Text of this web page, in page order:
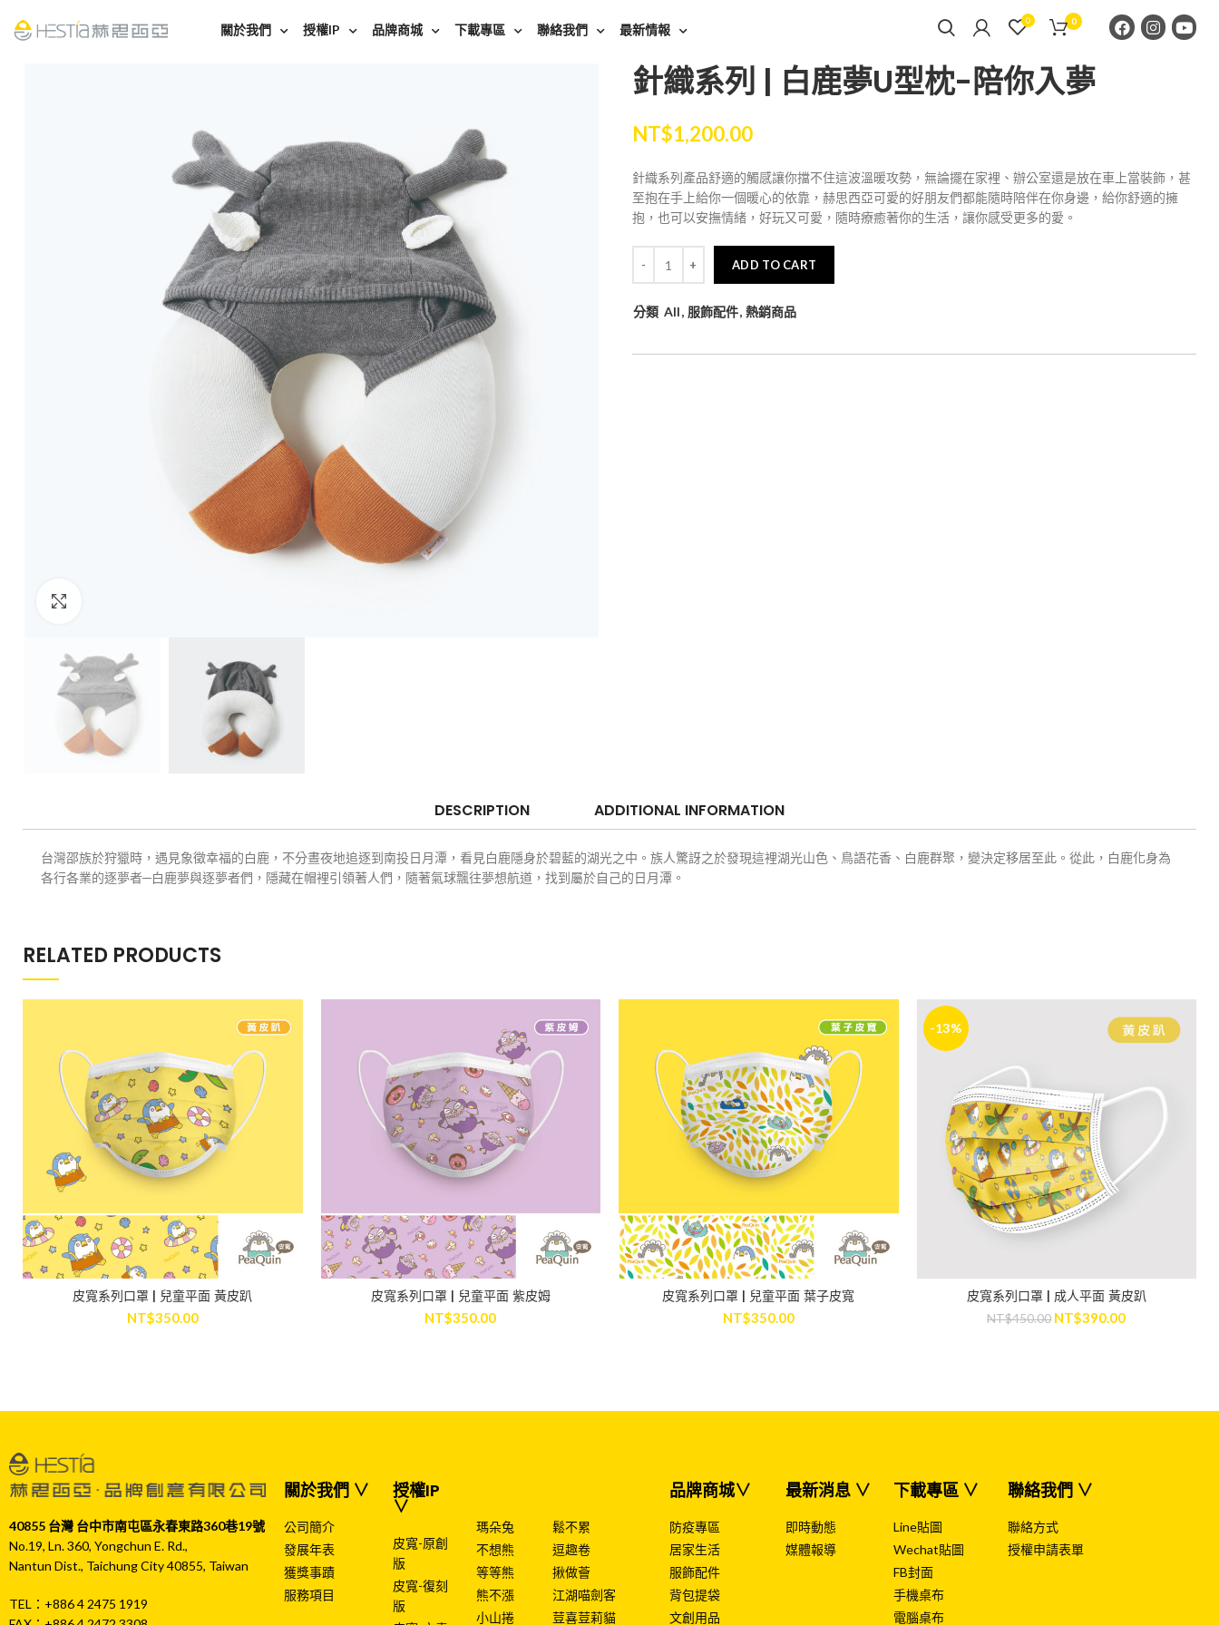
關於我們 授權IP 品牌商城 下載專區 聯絡我們 最新情報
0 0
針織系列 | 白鹿夢U型枕-陪你入夢
NT$1,200.00
針織系列產品舒適的觸感讓你擋不住這波溫暖攻勢，無論擺在家裡、辦公室還是放在車上當裝飾，甚
至抱在手上給你一個暖心的依靠，赫思西亞可愛的好朋友們都能隨時陪伴在你身邊，給你舒適的擁
抱，也可以安撫情緒，好玩又可愛，隨時療癒著你的生活，讓你感受更多的愛。
ADD TO CART
分類 All, 服飾配件, 熱銷商品
DESCRIPTION ADDITIONAL INFORMATION
台灣邵族於狩獵時，遇見象徵幸福的白鹿，不分晝夜地追逐到南投日月潭，看見白鹿隱身於碧藍的湖光之中。族人驚訝之於發現這裡湖光山色、鳥語花香、白鹿群聚，變決定移居至此。從此，白鹿化身為
各行各業的逐夢者─白鹿夢與逐夢者們，隱藏在帽裡引領著人們，隨著氣球飄往夢想航道，找到屬於自己的日月潭。
RELATED PRODUCTS
ADD TO CART
皮寬系列口罩 | 兒童平面 黃皮趴
NT$350.00
ADD TO CART
皮寬系列口罩 | 兒童平面 紫皮姆
NT$350.00
ADD TO CART
皮寬系列口罩 | 兒童平面 葉子皮寬
NT$350.00
-13%
ADD TO CART
皮寬系列口罩 | 成人平面 黃皮趴
NT$450.00 NT$390.00
40855 台灣 台中市南屯區永春東路360巷19號
No.19, Ln. 360, Yongchun E. Rd.,
Nantun Dist., Taichung City 40855, Taiwan
TEL：+886 4 2475 1919
關於我們 ∨
公司簡介
發展年表
獲獎事蹟
服務項目
授權IP
∨
皮寬-原創
版
皮寬-復刻
版
瑪朵兔
不想熊
等等熊
熊不漲
小山捲
鬆不累
逗趣卷
揪做薈
江湖喵劍客
荳喜荳莉貓
品牌商城∨
防疫專區
居家生活
服飾配件
背包提袋
文創用品
最新消息 ∨
即時動態
媒體報導
下載專區 ∨
Line貼圖
Wechat貼圖
FB封面
手機桌布
電腦桌布
聯絡我們 ∨
聯絡方式
授權申請表單